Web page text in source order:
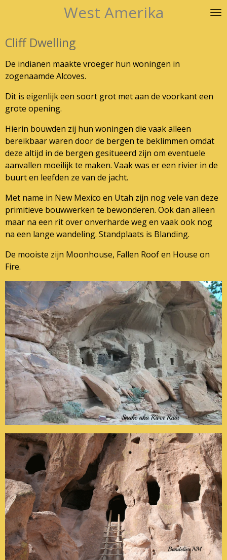
de
hoofdinhoud
West Amerika
Cliff Dwelling
De indianen maakte vroeger hun woningen in
zogenaamde Alcoves.
Dit is eigenlijk een soort grot met aan de voorkant een
grote opening.
Hierin bouwden zij hun woningen die vaak alleen
bereikbaar waren door de bergen te beklimmen omdat
deze altijd in de bergen gesitueerd zijn om eventuele
aanvallen moeilijk te maken. Vaak was er een rivier in de
buurt en leefden ze van de jacht.
Met name in New Mexico en Utah zijn nog vele van deze
primitieve bouwwerken te bewonderen. Ook dan alleen
maar na een rit over onverharde weg en vaak ook nog
na een lange wandeling. Standplaats is Blanding.
De mooiste zijn Moonhouse, Fallen Roof en House on
Fire.